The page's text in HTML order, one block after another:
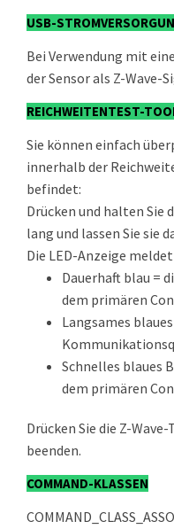
USB-
Bei Verwendung mit
der Sensor als Z-Wave-
REICHWEITENTEST-
Sie können einfach
innerhalb der
befindet:
Drücken und halten Sie
lang und lassen Sie sie
Die LED-Anzeige
Dauerhaft blau =
dem primären
Langsames
Schnelles blaues
dem primären
Drücken Sie die Z-
beenden.
COMMAND-KLASSEN